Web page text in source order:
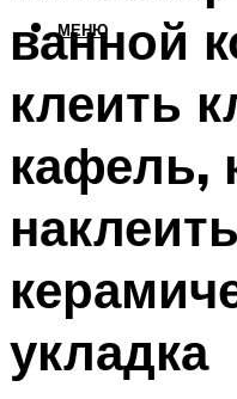
МЕНЮ
ванной
клеить
кафель,
наклеить
укладка